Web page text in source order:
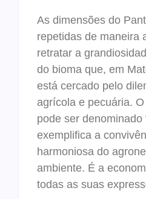
As dimensões do
repetidas de maneira
retratar a
do bioma que, em
está cercado pelo
agrícola e pecuária.
pode ser denominado
exemplifica a
harmoniosa do
ambiente. É a
todas as suas